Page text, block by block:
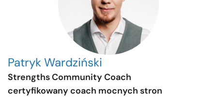
Patryk Wardziński
Strengths Community Coach
certyfikowany coach mocnych stron